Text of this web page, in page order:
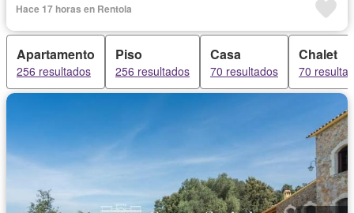
Hace 17 horas en Rentola
Apartamento
256 resultados
Piso
256 resultados
Casa
70 resultados
Chalet
70